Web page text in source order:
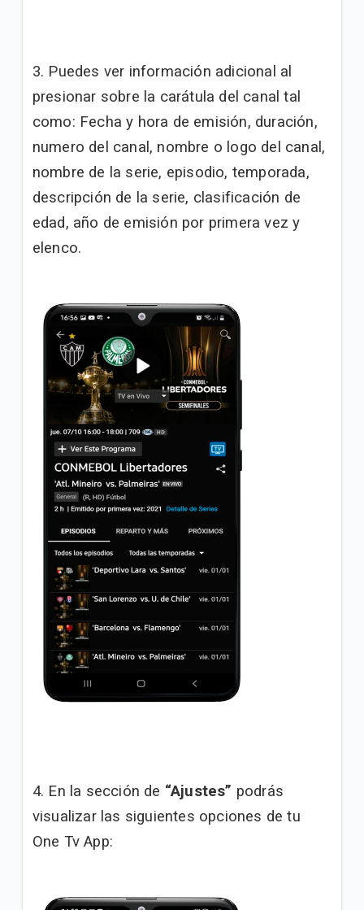
3. Puedes ver información adicional al
presionar sobre la carátula del canal tal
como: Fecha y hora de emisión, duración,
numero del canal, nombre o logo del canal,
nombre de la serie, episodio, temporada,
descripción de la serie, clasificación de
edad, año de emisión por primera vez y
elenco.
4. En la sección de “Ajustes” podrás
visualizar las siguientes opciones de tu
One Tv App: